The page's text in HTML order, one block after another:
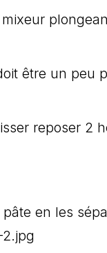
être un peu
reposer 2
en les